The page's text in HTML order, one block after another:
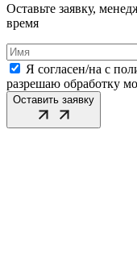
Оставьте заявку,
время
Я согласен/на с
разрешаю обработку
Оставить заявку